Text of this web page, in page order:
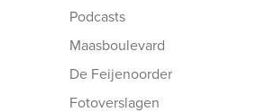
Podcasts
Maasboulevard
De Feijenoorder
Fotoverslagen